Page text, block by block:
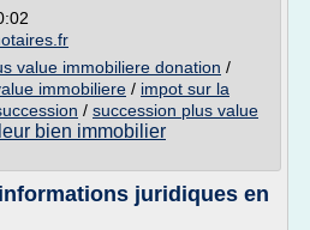
value immobiliere donation /
immobiliere / impot sur la
/ succession plus value
bien immobilier
juridiques en